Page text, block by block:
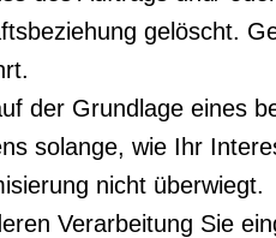
gelöscht.
der Grundlage eines
solange, wie Ihr
nicht überwiegt.
Verarbeitung Sie